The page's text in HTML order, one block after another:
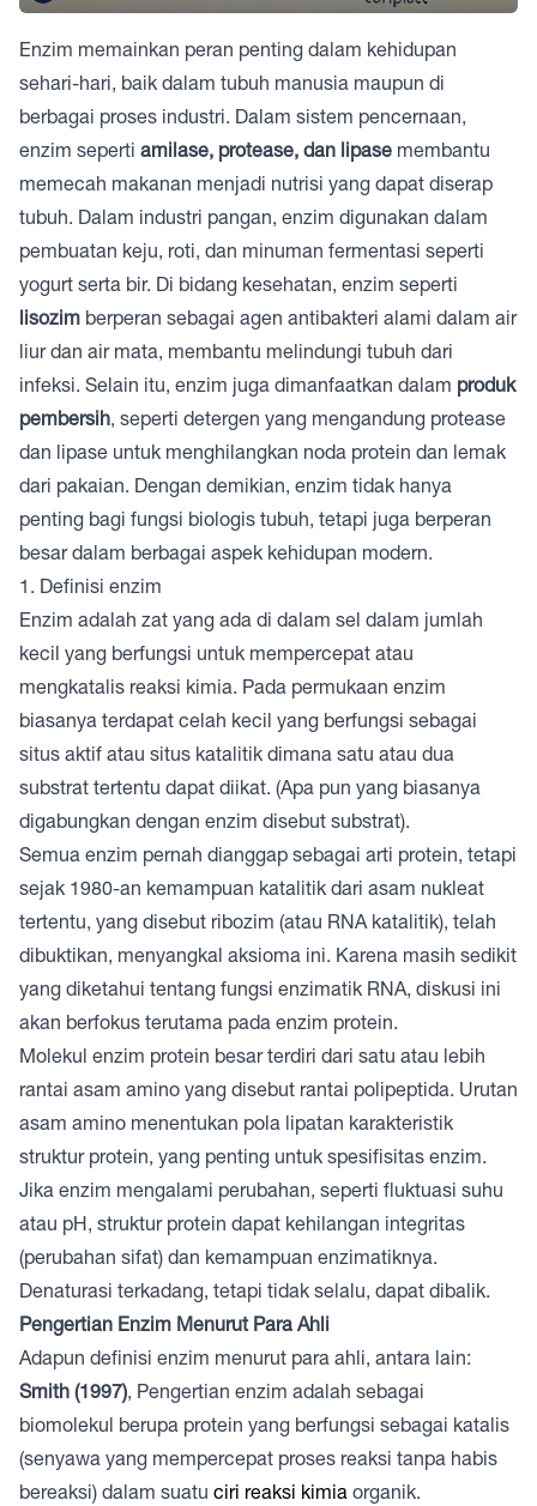
Enzim memainkan peran penting dalam kehidupan
sehari-hari, baik dalam tubuh manusia maupun di
berbagai proses industri. Dalam sistem pencernaan,
enzim seperti amilase, protease, dan lipase membantu
memecah makanan menjadi nutrisi yang dapat diserap
tubuh. Dalam industri pangan, enzim digunakan dalam
pembuatan keju, roti, dan minuman fermentasi seperti
yogurt serta bir. Di bidang kesehatan, enzim seperti
lisozim berperan sebagai agen antibakteri alami dalam air
liur dan air mata, membantu melindungi tubuh dari
infeksi. Selain itu, enzim juga dimanfaatkan dalam produk
pembersih, seperti detergen yang mengandung protease
dan lipase untuk menghilangkan noda protein dan lemak
dari pakaian. Dengan demikian, enzim tidak hanya
penting bagi fungsi biologis tubuh, tetapi juga berperan
besar dalam berbagai aspek kehidupan modern.
1. Definisi enzim
Enzim adalah zat yang ada di dalam sel dalam jumlah
kecil yang berfungsi untuk mempercepat atau
mengkatalis reaksi kimia. Pada permukaan enzim
biasanya terdapat celah kecil yang berfungsi sebagai
situs aktif atau situs katalitik dimana satu atau dua
substrat tertentu dapat diikat. (Apa pun yang biasanya
digabungkan dengan enzim disebut substrat).
Semua enzim pernah dianggap sebagai arti protein, tetapi
sejak 1980-an kemampuan katalitik dari asam nukleat
tertentu, yang disebut ribozim (atau RNA katalitik), telah
dibuktikan, menyangkal aksioma ini. Karena masih sedikit
yang diketahui tentang fungsi enzimatik RNA, diskusi ini
akan berfokus terutama pada enzim protein.
Molekul enzim protein besar terdiri dari satu atau lebih
rantai asam amino yang disebut rantai polipeptida. Urutan
asam amino menentukan pola lipatan karakteristik
struktur protein, yang penting untuk spesifisitas enzim.
Jika enzim mengalami perubahan, seperti fluktuasi suhu
atau pH, struktur protein dapat kehilangan integritas
(perubahan sifat) dan kemampuan enzimatiknya.
Denaturasi terkadang, tetapi tidak selalu, dapat dibalik.
Pengertian Enzim Menurut Para Ahli
Adapun definisi enzim menurut para ahli, antara lain:
Smith (1997), Pengertian enzim adalah sebagai
biomolekul berupa protein yang berfungsi sebagai katalis
(senyawa yang mempercepat proses reaksi tanpa habis
bereaksi) dalam suatu ciri reaksi kimia organik.